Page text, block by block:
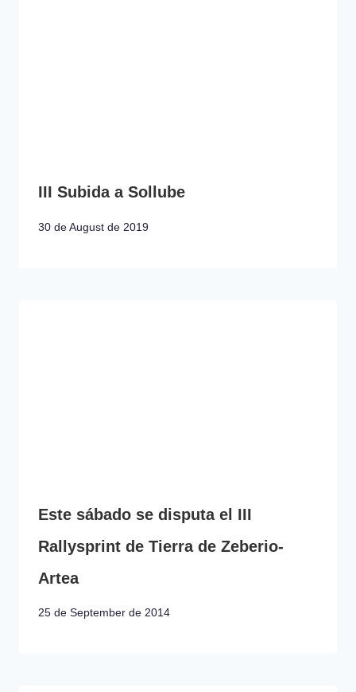
III Subida a Sollube
30 de August de 2019
Este sábado se disputa el III
Rallysprint de Tierra de Zeberio-
Artea
25 de September de 2014